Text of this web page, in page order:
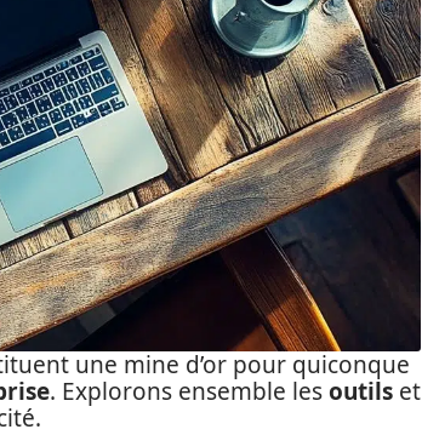
une mine d’or pour quiconque
. Explorons ensemble lesoutils et